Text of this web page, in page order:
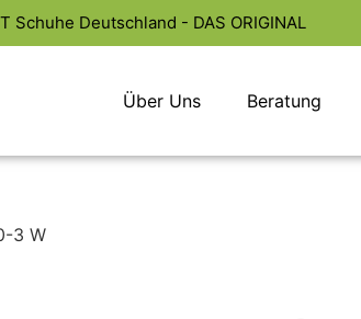
Schuhe Deutschland - DAS ORIGINAL
Über Uns Beratung
3 W